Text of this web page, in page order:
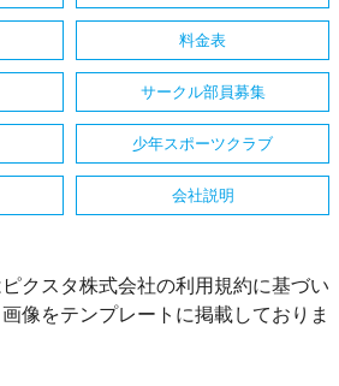
料金表
サークル部員募集
少年スポーツクラブ
会社説明
クスタ株式会社の利用規約に基づい
像をテンプレートに掲載しておりま